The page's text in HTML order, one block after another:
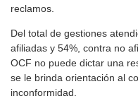
reclamos.
Del total de gestiones
afiliadas y 54%, contra no
OCF no puede dictar una
se le brinda orientación al
inconformidad.